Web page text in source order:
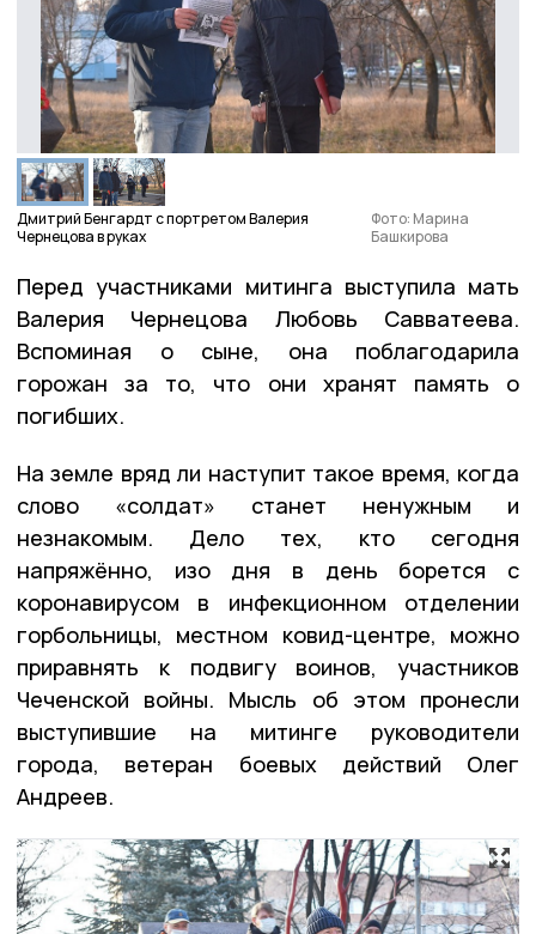
Дмитрий Бенгардт с портретом Валерия
Чернецова в руках
Фото: Марина
Башкирова
Перед участниками митинга выступила мать
Валерия Чернецова Любовь Савватеева.
Вспоминая о сыне, она поблагодарила
горожан за то, что они хранят память о
погибших.
На земле вряд ли наступит такое время, когда
слово «солдат» станет ненужным и
незнакомым. Дело тех, кто сегодня
напряжённо, изо дня в день борется с
коронавирусом в инфекционном отделении
горбольницы, местном ковид-центре, можно
приравнять к подвигу воинов, участников
Чеченской войны. Мысль об этом пронесли
выступившие на митинге руководители
города, ветеран боевых действий Олег
Андреев.